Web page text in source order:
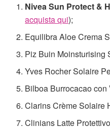
Nivea Sun Protect &
acquista qui);
Equilibra Aloe Crema
Piz Buin Moinsturising
Yves Rocher Solaire
Bilboa Burrocacao con
Clarins Crème Solaire
Clinians Latte